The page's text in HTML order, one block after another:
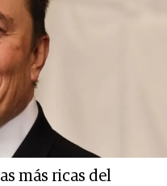
más ricas del